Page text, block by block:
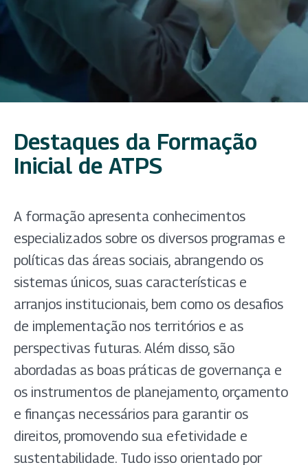
Destaques da Formação
Inicial de ATPS
A formação apresenta conhecimentos
especializados sobre os diversos programas e
políticas das áreas sociais, abrangendo os
sistemas únicos, suas características e
arranjos institucionais, bem como os desafios
de implementação nos territórios e as
perspectivas futuras. Além disso, são
abordadas as boas práticas de governança e
os instrumentos de planejamento, orçamento
e finanças necessários para garantir os
direitos, promovendo sua efetividade e
sustentabilidade. Tudo isso orientado por